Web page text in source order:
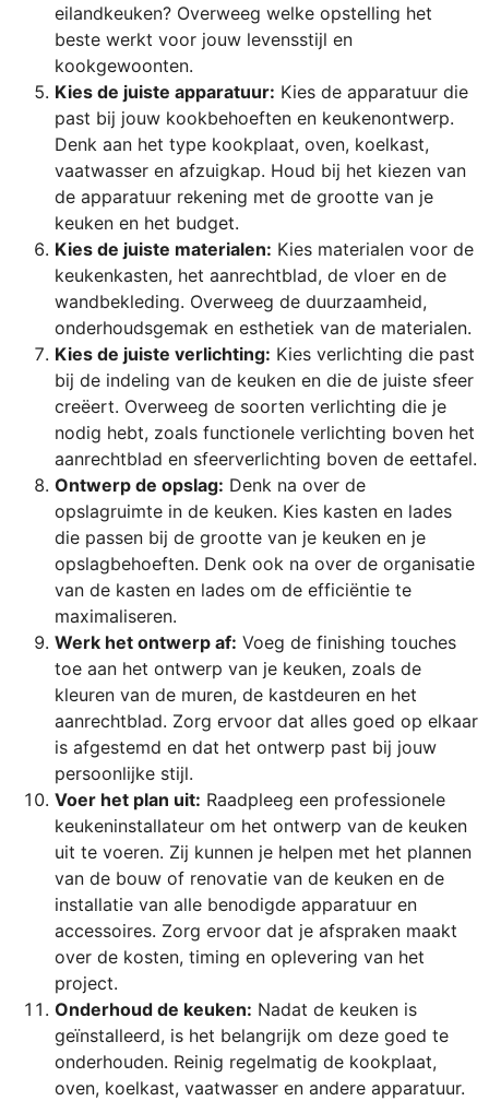
eilandkeuken? Overweeg welke opstelling het
beste werkt voor jouw levensstijl en
kookgewoonten.
Kies de juiste apparatuur: Kies de apparatuur die
past bij jouw kookbehoeften en keukenontwerp.
Denk aan het type kookplaat, oven, koelkast,
vaatwasser en afzuigkap. Houd bij het kiezen van
de apparatuur rekening met de grootte van je
keuken en het budget.
Kies de juiste materialen: Kies materialen voor de
keukenkasten, het aanrechtblad, de vloer en de
wandbekleding. Overweeg de duurzaamheid,
onderhoudsgemak en esthetiek van de materialen.
Kies de juiste verlichting: Kies verlichting die past
bij de indeling van de keuken en die de juiste sfeer
creëert. Overweeg de soorten verlichting die je
nodig hebt, zoals functionele verlichting boven het
aanrechtblad en sfeerverlichting boven de eettafel.
Ontwerp de opslag: Denk na over de
opslagruimte in de keuken. Kies kasten en lades
die passen bij de grootte van je keuken en je
opslagbehoeften. Denk ook na over de organisatie
van de kasten en lades om de efficiëntie te
maximaliseren.
Werk het ontwerp af: Voeg de finishing touches
toe aan het ontwerp van je keuken, zoals de
kleuren van de muren, de kastdeuren en het
aanrechtblad. Zorg ervoor dat alles goed op elkaar
is afgestemd en dat het ontwerp past bij jouw
persoonlijke stijl.
Voer het plan uit: Raadpleeg een professionele
keukeninstallateur om het ontwerp van de keuken
uit te voeren. Zij kunnen je helpen met het plannen
van de bouw of renovatie van de keuken en de
installatie van alle benodigde apparatuur en
accessoires. Zorg ervoor dat je afspraken maakt
over de kosten, timing en oplevering van het
project.
Onderhoud de keuken: Nadat de keuken is
geïnstalleerd, is het belangrijk om deze goed te
onderhouden. Reinig regelmatig de kookplaat,
oven, koelkast, vaatwasser en andere apparatuur.